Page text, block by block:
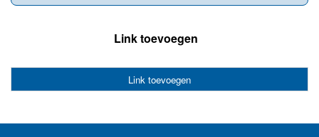
Link toevoegen
Link toevoegen